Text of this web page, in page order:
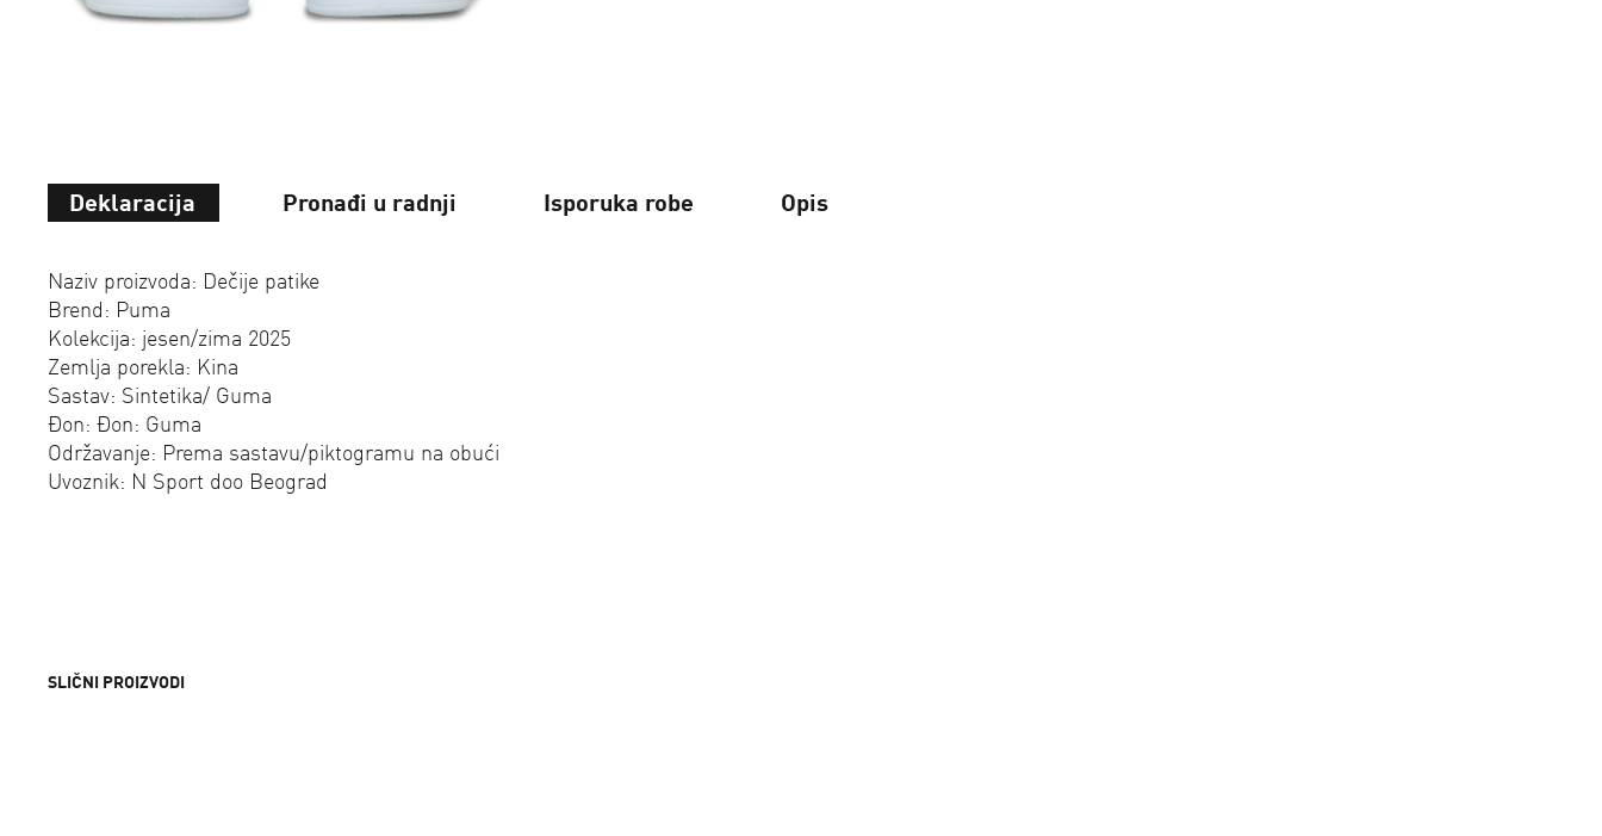
Deklaracija Pronađi u radnji Isporuka robe Opis
Naziv proizvoda: Dečije patike
Brend: Puma
Kolekcija: jesen/zima 2025
Zemlja porekla: Kina
Sastav: Sintetika/ Guma
Đon: Đon: Guma
Održavanje: Prema sastavu/piktogramu na obući
Uvoznik: N Sport doo Beograd
SLIČNI PROIZVODI